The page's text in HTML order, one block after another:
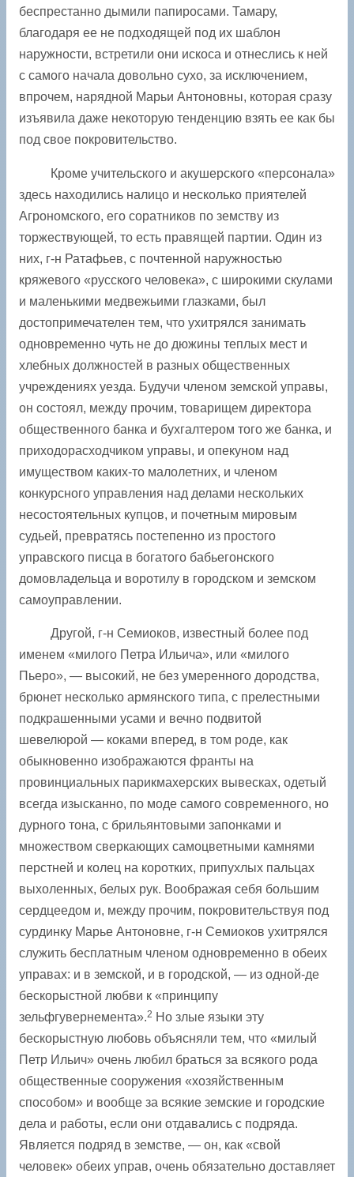
беспрестанно дымили папиросами. Тамару,
благодаря ее не подходящей под их шаблон
наружности, встретили они искоса и отнеслись к ней
с самого начала довольно сухо, за ­исключением,
впрочем, нарядной Марьи Антоновны, которая сразу
изъявила даже некоторую тенденцию взять ее как бы
под свое покровительство.
Кроме учительского и акушерского «персонала»
здесь находились налицо и несколько приятелей
Агрономского, его соратников по земству из
торжествующей, то есть правящей партии. Один из
них, г-н Ратафьев, с почтенной наружностью
кряжевого «русского человека», с широкими скулами
и маленькими медвежьими глазками, был
достопримечателен тем, что ухитрялся занимать
одновременно чуть не до дюжины теплых мест и
хлебных должностей в разных общественных
учреждениях уезда. Будучи членом земской управы,
он состоял, между прочим, товарищем директора
общественного банка и бухгалтером того же банка, и
приходорасходчиком управы, и опекуном над
имуществом каких-то малолетних, и членом
конкурсного управления над делами нескольких
несостоятельных купцов, и почетным мировым
судьей, превратясь постепенно из простого
управского писца в богатого бабьегонского
домовладельца и воротилу в городском и земском
самоуправлении.
Другой, г-н Семиоков, известный более под
именем «милого Петра Ильича», или «милого
Пьеро», — высокий, не без умеренного дородства,
брюнет несколько армянского типа, с прелестными
подкрашенными усами и вечно ­подвитой
шевелюрой — коками вперед, в том роде, как
обыкновенно изображаются франты на
провинциальных парикмахерских вывесках, одетый
всегда изысканно, по моде самого современного, но
дурного тона, с брильянтовыми запонками и
множеством сверкающих самоцветными камнями
перстней и колец на коротких, припухлых пальцах
выхоленных, белых рук. Воображая себя большим
сердцеедом и, между прочим, покровительствуя под
сурдинку Марье Антоновне, г-н Семиоков ухитрялся
служить бесплатным членом одновременно в обеих
управах: и в земской, и в городской, — из одной-де
бескорыстной любви к «принципу
зельфгувернемента».2 Но злые языки эту
бескорыстную любовь объясняли тем, что «милый
Петр Ильич» очень любил браться за всякого рода
общественные сооружения «хозяйственным
способом» и вообще за всякие земские и городские
дела и работы, если они отдавались с подряда.
Является подряд в земстве, — он, как «свой
человек» обеих управ, очень обязательно доставляет